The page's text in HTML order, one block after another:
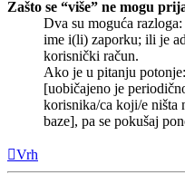
Zašto se “više” ne mogu
Dva su moguća
ime i(li) zaporku; ili je
korisnički račun.
Ako je u pitanju
[uobičajeno je
korisnika/ca koji/e ništa
baze], pa se pokušaj
Vrh